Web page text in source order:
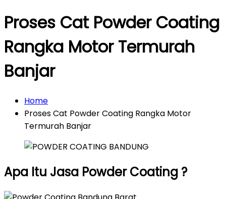
Proses Cat Powder Coating
Rangka Motor Termurah
Banjar
Home
Proses Cat Powder Coating Rangka Motor
Termurah Banjar
Apa Itu Jasa Powder Coating ?